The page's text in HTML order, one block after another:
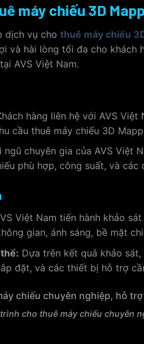
máy chiếu 3D
dịch vụ cho thuê máy chiếu
và hài lòng tối đa cho
AVS Việt Nam.
hàng liên hệ với AVS
cầu thuê máy chiếu 3D
chuyên gia của AVS Việt
phù hợp, công suất, và
Việt Nam tiến hành khảo
gian, ánh sáng, bề mặt
Dựa trên kết quả khảo
đặt, và các thiết bị hỗ trợ
cho thuê máy chiếu chuyên